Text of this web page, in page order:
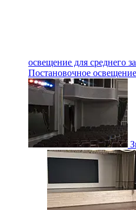
освещение для среднего
Постановочное